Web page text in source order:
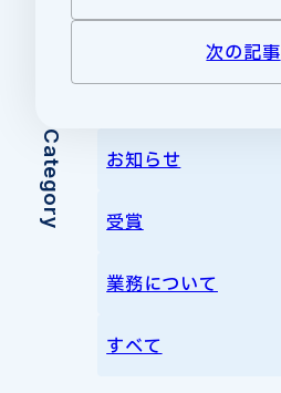
Category お知らせ
受賞
業務について
すべて
次の記事